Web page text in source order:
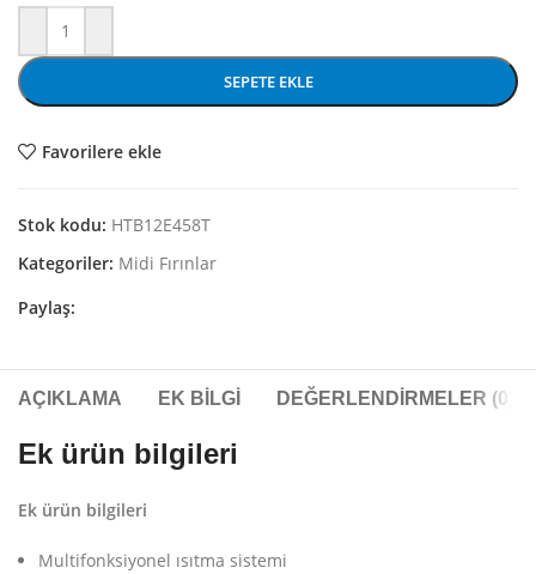
SEPETE EKLE
Favorilere ekle
Stok kodu: HTB12E458T
Kategoriler: Midi Fırınlar
Paylaş:
AÇIKLAMA EK BILGI DEĞERLENDIRMELER (0)
Ek ürün bilgileri
Ek ürün bilgileri
Multifonksiyonel ısıtma sistemi